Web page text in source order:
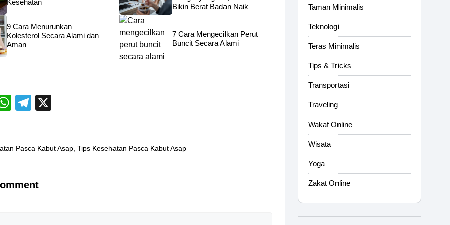
Kesehatan
Bikin Berat Badan Naik
9 Cara Menurunkan
Kolesterol Secara Alami dan
Aman
7 Cara Mengecilkan Perut
Buncit Secara Alami
W
s
p
T
gr
m
Pasca Kabut Asap Tips Kesehatan Pasca Kabut Asap
Taman Minimalis
Teknologi
Teras Minimalis
Tips & Tricks
Transportasi
Traveling
Wakaf Online
Wisata
Yoga
Zakat Online